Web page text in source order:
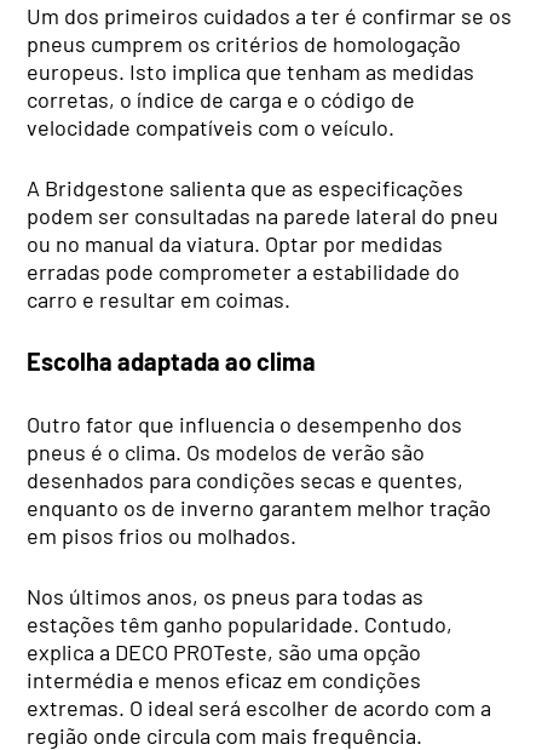
Um dos primeiros cuidados a ter é confirmar se os
pneus cumprem os critérios de homologação
europeus. Isto implica que tenham as medidas
corretas, o índice de carga e o código de
velocidade compatíveis com o veículo.
A Bridgestone salienta que as especificações
podem ser consultadas na parede lateral do pneu
ou no manual da viatura. Optar por medidas
erradas pode comprometer a estabilidade do
carro e resultar em coimas.
Escolha adaptada ao clima
Outro fator que influencia o desempenho dos
pneus é o clima. Os modelos de verão são
desenhados para condições secas e quentes,
enquanto os de inverno garantem melhor tração
em pisos frios ou molhados.
Nos últimos anos, os pneus para todas as
estações têm ganho popularidade. Contudo,
explica a DECO PROTeste, são uma opção
intermédia e menos eficaz em condições
extremas. O ideal será escolher de acordo com a
região onde circula com mais frequência.